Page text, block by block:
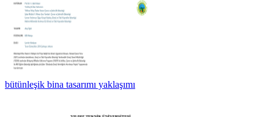
bütünleşik bina tasarımı yaklaşımı